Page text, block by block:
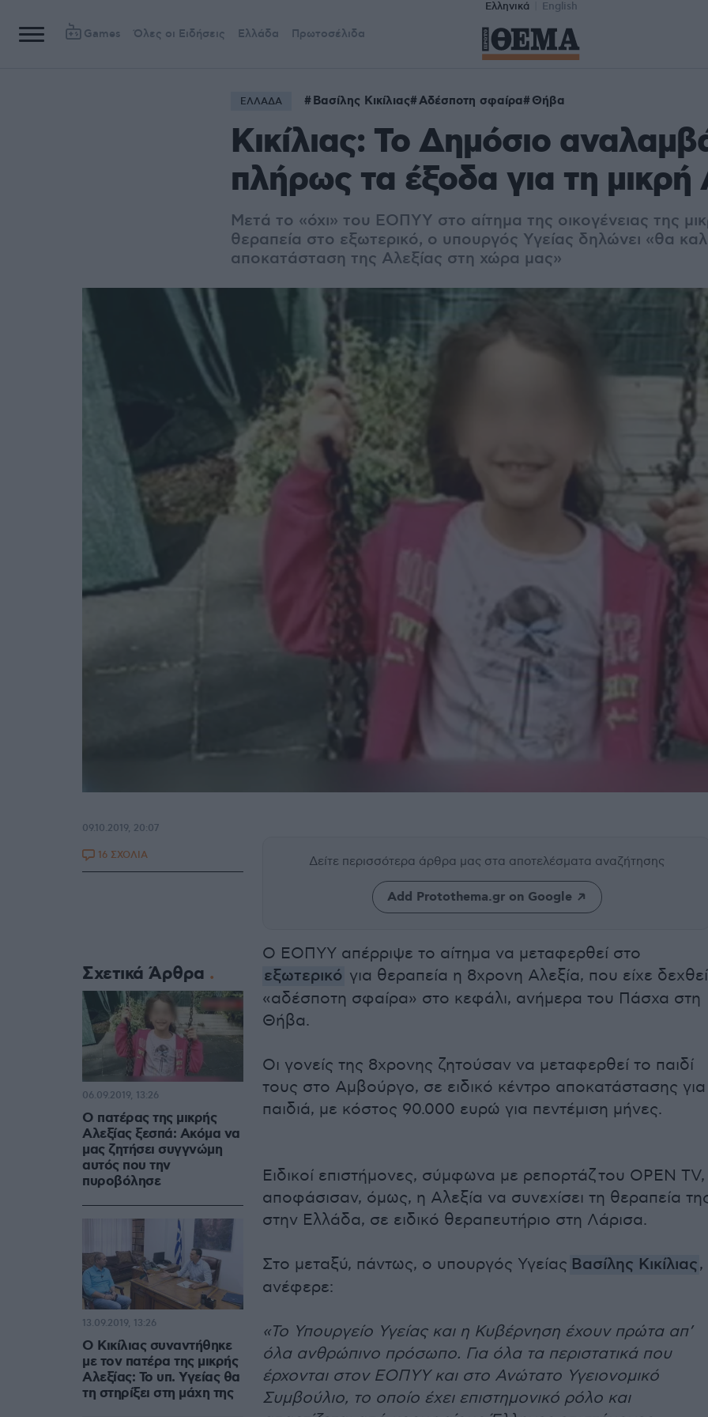
Ελληνικά English
Games Όλες οι Ειδήσεις Ελλάδα Πρωτοσέλιδα
ΕΛΛΑΔΑ Βασίλης Κικίλιας Αδέσποτη σφαίρα Θήβα
Κικίλιας: Το Δημόσιο
πλήρως τα έξοδα για τη μικρή
Μετά το «όχι» του ΕΟΠΥΥ στο αίτημα της οικογένειας της
θεραπεία στο εξωτερικό, ο υπουργός Υγείας δηλώνει «θα
αποκατάσταση της Αλεξίας στη χώρα μας»
Δείτε περισσότερα άρθρα μας στα αποτελέσματα αναζήτησης
Add Protothema.gr on Google
Ο ΕΟΠΥΥ απέρριψε το αίτημα να μεταφερθεί στο
εξωτερικό για θεραπεία η 8χρονη Αλεξία, που είχε δεχθεί
«αδέσποτη σφαίρα» στο κεφάλι, ανήμερα του Πάσχα στη
Θήβα.
Οι γονείς της 8χρονης ζητούσαν να μεταφερθεί το παιδί
τους στο Αμβούργο, σε ειδικό κέντρο αποκατάστασης για
παιδιά, με κόστος 90.000 ευρώ για πεντέμιση μήνες.
Ειδικοί επιστήμονες, σύμφωνα με ρεπορτάζ του OPEN TV,
αποφάσισαν, όμως, η Αλεξία να συνεχίσει τη θεραπεία
στην Ελλάδα, σε ειδικό θεραπευτήριο στη Λάρισα.
Στο μεταξύ, πάντως, ο υπουργός Υγείας Βασίλης Κικίλιας,
ανέφερε:
«Το Υπουργείο Υγείας και η Κυβέρνηση έχουν πρώτα απ’
όλα ανθρώπινο πρόσωπο. Για όλα τα περιστατικά που
έρχονται στον ΕΟΠΥΥ και στο Ανώτατο Υγειονομικό
Συμβούλιο, το οποίο έχει επιστημονικό ρόλο και
09.10.2019, 20:07
16 ΣΧΟΛΙΑ
Σχετικά Άρθρα
Ο πατέρας της μικρής
Αλεξίας ξεσπά: Ακόμα να
μας ζητήσει συγγνώμη
αυτός που την
πυροβόλησε
06.09.2019, 13:26
Ο Κικίλιας συναντήθηκε
με τον πατέρα της μικρής
Αλεξίας: Το υπ. Υγείας θα
τη στηρίξει στη μάχη της
13.09.2019, 13:26